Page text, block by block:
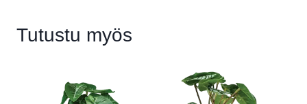
Tutustu myös